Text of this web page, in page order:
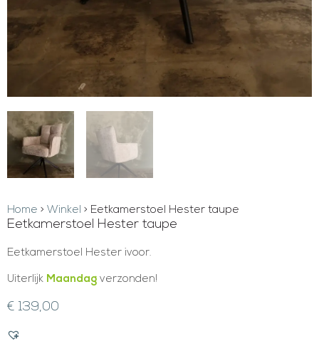
Home > Winkel > Eetkamerstoel Hester taupe
Eetkamerstoel Hester taupe
Eetkamerstoel Hester ivoor.
Uiterlijk Maandag verzonden!
€ 139,00